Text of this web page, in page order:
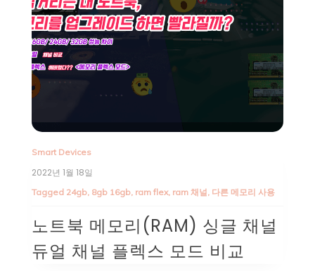
Smart Devices
2022년 1월 18일
Tagged 24gb, 8gb 16gb, ram flex, ram 채널, 다른 메모리 사용
노트북 메모리(RAM) 싱글 채널
듀얼 채널 플렉스 모드 비교